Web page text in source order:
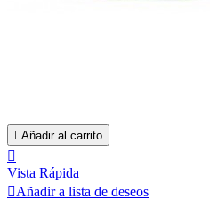
Añadir al carrito

Vista Rápida
Añadir a lista de deseos